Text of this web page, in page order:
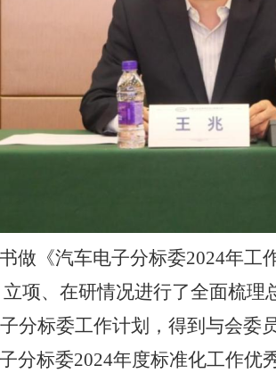
做 《汽车电子分标委2024年工
立项、在研情况进行了全面梳
分标委工作计划，得到与会委
分标委2024年度标准化工作优